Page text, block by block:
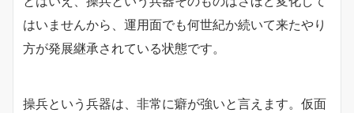
はいませんから、運用面でも何世紀か続いて来たやり
方が発展継承されている状態です。
操兵という兵器は、非常に癖が強いと言えます。仮面